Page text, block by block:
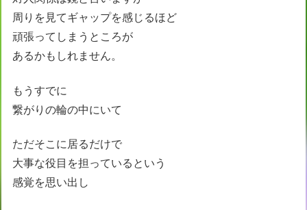
周りを見てギャップを感じるほど
頑張ってしまうところが
あるかもしれません。
もうすでに
繋がりの輪の中にいて
ただそこに居るだけで
大事な役目を担っているという
感覚を思い出し